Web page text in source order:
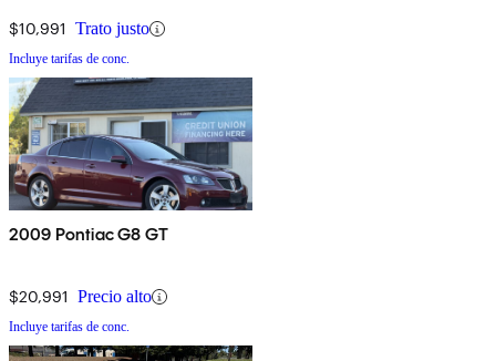
$10,991 Trato justo
Incluye tarifas de conc.
2009 Pontiac G8 GT
$20,991 Precio alto
Incluye tarifas de conc.